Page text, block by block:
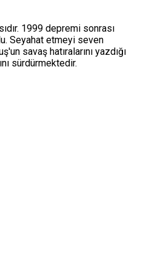
1999 depremi sonrası
Seyahat etmeyi seven
savaş hatıralarını yazdığı
sürdürmektedir.